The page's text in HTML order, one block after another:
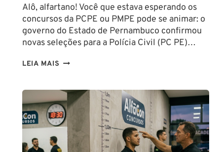
Alô, alfartano! Você que estava esperando os
concursos da PCPE ou PMPE pode se animar: o
governo do Estado de Pernambuco confirmou
novas seleções para a Polícia Civil (PC PE)…
LEIA MAIS CONCURSOS
PMPE
2026:
ATÉ
FINAL